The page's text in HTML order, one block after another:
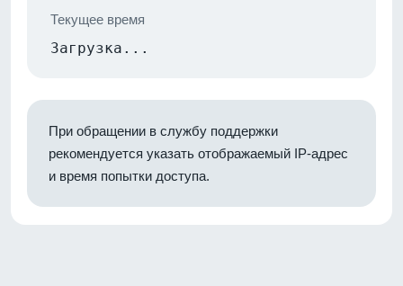
Текущее время
Загрузка...
При обращении в службу поддержки
рекомендуется указать отображаемый IP-адрес
и время попытки доступа.